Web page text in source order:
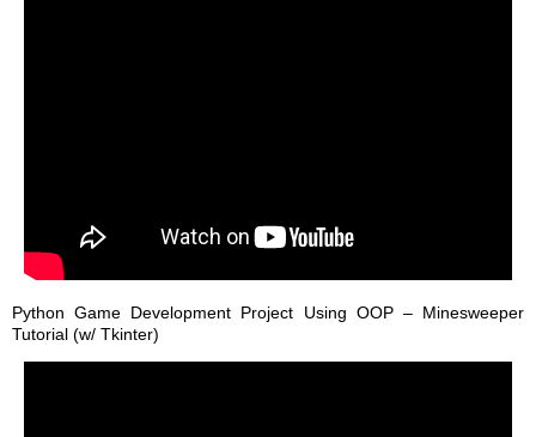
Python Game Development Project Using OOP – Minesweeper
Tutorial (w/ Tkinter)